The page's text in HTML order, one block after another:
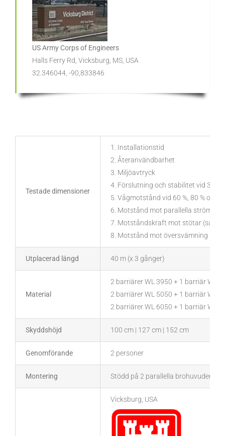
US Army Corps of Engineers
Halls Ferry Rd, Vicksburg, MS, USA
32.346044, -90,833846
Testade dimensioner
1. Installationstid
2. Återanvändbarhet
3. Miljöavtryck
4. Förslutning och stabilitet vid 30
5. Vågmotstånd vid 60 %, 80 % och
6. Motstånd mot parallella strömmar
7. Motståndskraft mot stötar
8. Motstånd mot översvämning
Utplacerad längd 40 m (x 3 gånger)
Material
2 barriärer WL 3950 + 1 barriär
2 barriärer WL 5050 + 1 barriär
2 barriärer WL 6050 + 1 barriär
Skyddshöjd 100 cm | 127 cm | 152 cm
Genomförande 2 personer
Montering Stödd på 2 parallella brohuvuden
Vicksburg, USA